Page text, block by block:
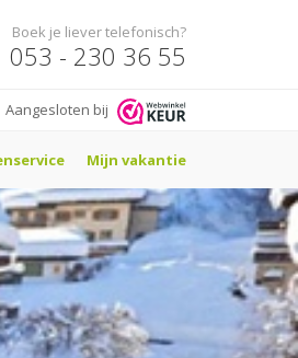
Boek je liever telefonisch?
053 - 230 36 55
Aangesloten bij
Mijn vakantie